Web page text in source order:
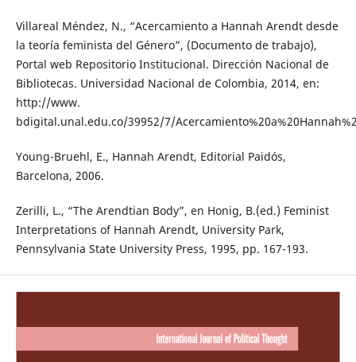
Villareal Méndez, N., “Acercamiento a Hannah Arendt desde
la teoría feminista del Género”, (Documento de trabajo),
Portal web Repositorio Institucional. Dirección Nacional de
Bibliotecas. Universidad Nacional de Colombia, 2014, en:
http://www.
bdigital.unal.edu.co/39952/7/
Young-Bruehl, E., Hannah Arendt, Editorial Paidós,
Barcelona, 2006.
Zerilli, L., “The Arendtian Body”, en Honig, B.(ed.) Feminist
Interpretations of Hannah Arendt, University Park,
Pennsylvania State University Press, 1995, pp. 167-193.